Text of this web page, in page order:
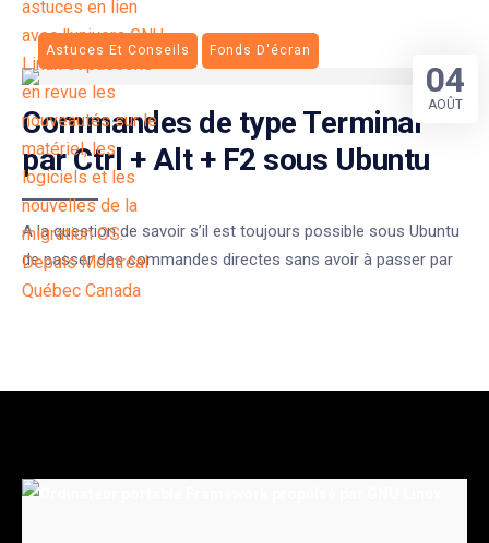
Astuces Et Conseils Fonds D'écran
Commandes de type Terminal
par Ctrl + Alt + F2 sous Ubuntu
A la question de savoir s’il est toujours possible sous Ubuntu
de passer des commandes directes sans avoir à passer par
04
AOÛT